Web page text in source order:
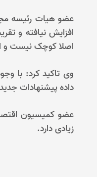
عضو هیات رئیسه
افزایش نیافته و
اصلا کوچک نیست و اگر چاره ای
وی تاکید کرد: با
داده پیشنهادات
عضو کمیسیون
زیادی دارد.